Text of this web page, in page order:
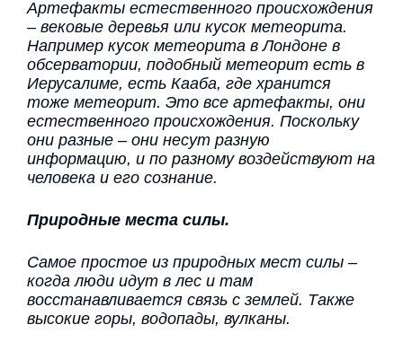
Артефакты естественного происхождения
– вековые деревья или кусок метеорита.
Например кусок метеорита в Лондоне в
обсерватории, подобный метеорит есть в
Иерусалиме, есть Кааба, где хранится
тоже метеорит. Это все артефакты, они
естественного происхождения. Поскольку
они разные – они несут разную
информацию, и по разному воздействуют на
человека и его сознание.
Природные места силы.
Самое простое из природных мест силы –
когда люди идут в лес и там
восстанавливается связь с землей. Также
высокие горы, водопады, вулканы.